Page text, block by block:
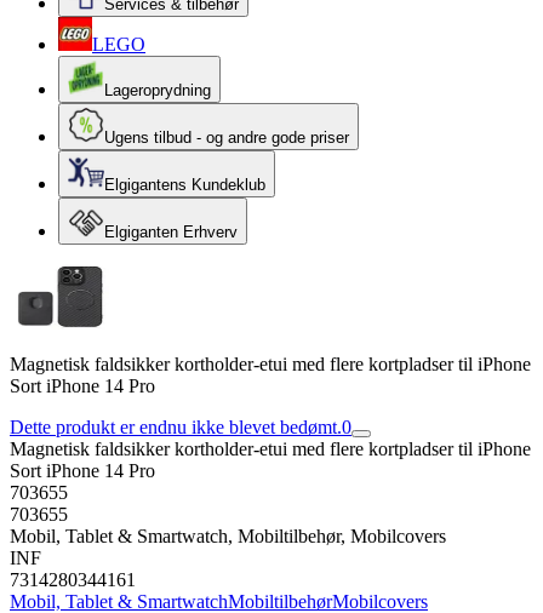
Services & tilbehør
LEGO
Lageroprydning
Ugens tilbud - og andre gode priser
Elgigantens Kundeklub
Elgiganten Erhverv
Magnetisk faldsikker kortholder-etui med flere kortpladser til iPhone
Sort iPhone 14 Pro
Dette produkt er endnu ikke blevet bedømt.0
Magnetisk faldsikker kortholder-etui med flere kortpladser til iPhone
Sort iPhone 14 Pro
703655
703655
Mobil, Tablet & Smartwatch, Mobiltilbehør, Mobilcovers
INF
7314280344161
Mobil, Tablet & SmartwatchMobiltilbehørMobilcovers